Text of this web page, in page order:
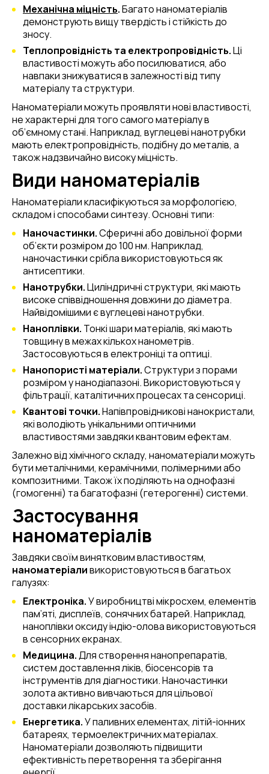
Механічна міцність.Багато наноматеріалів
демонструють вищу твердість і стійкість до
зносу.
Теплопровідність та електропровідність.Ці
властивості можуть або посилюватися, або
навпаки знижуватися в залежності від типу
матеріалу та структури.
Наноматеріали можуть проявляти нові властивості,
не характерні для того самого матеріалу в
об’ємному стані. Наприклад, вуглецеві нанотрубки
мають електропровідність, подібну до металів, а
також надзвичайно високу міцність.
Види наноматеріалів
Наноматеріали класифікуються за морфологією,
складом і способами синтезу. Основні типи:
Наночастинки.Сферичні або довільної форми
об’єкти розміром до 100 нм. Наприклад,
наночастинки срібла використовуються як
антисептики.
Нанотрубки.Циліндричні структури, які мають
високе співвідношення довжини до діаметра.
Найвідомішими є вуглецеві нанотрубки.
Наноплівки. Тонкі шари матеріалів, які мають
товщину в межах кількох нанометрів.
Застосовуються в електроніці та оптиці.
Нанопористі матеріали.Структури з порами
розміром у нанодіапазоні. Використовуються у
фільтрації, каталітичних процесах та сенсориці.
Квантові точки.Напівпровідникові нанокристали,
які володіють унікальними оптичними
властивостями завдяки квантовим ефектам.
Залежно від хімічного складу, наноматеріали можуть
бути металічними, керамічними, полімерними або
композитними. Також їх поділяють на однофазні
(гомогенні) та багатофазні (гетерогенні) системи.
Застосування
наноматеріалів
Завдяки своїм винятковим властивостям,
наноматеріаливикористовуються в багатьох
галузях:
Електроніка.У виробництві мікросхем, елементів
пам’яті, дисплеїв, сонячних батарей. Наприклад,
наноплівки оксиду індію-олова використовуються
в сенсорних екранах.
Медицина.Для створення нанопрепаратів,
систем доставлення ліків, біосенсорів та
інструментів для діагностики. Наночастинки
золота активно вивчаються для цільової
доставки лікарських засобів.
Енергетика.У паливних елементах, літій-іонних
батареях, термоелектричних матеріалах.
Наноматеріали дозволяють підвищити
ефективність перетворення та зберігання